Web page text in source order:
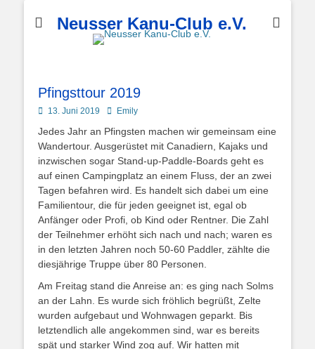
Neusser Kanu-Club e.V.
Pfingsttour 2019
Posted
13. Juni 2019 AutorEmily
Jedes Jahr an Pfingsten machen wir gemeinsam eine
Wandertour. Ausgerüstet mit Canadiern, Kajaks und
inzwischen sogar Stand-up-Paddle-Boards geht es
auf einen Campingplatz an einem Fluss, der an zwei
Tagen befahren wird. Es handelt sich dabei um eine
Familientour, die für jeden geeignet ist, egal ob
Anfänger oder Profi, ob Kind oder Rentner. Die Zahl
der Teilnehmer erhöht sich nach und nach; waren es
in den letzten Jahren noch 50-60 Paddler, zählte die
diesjährige Truppe über 80 Personen.
Am Freitag stand die Anreise an: es ging nach Solms
an der Lahn. Es wurde sich fröhlich begrüßt, Zelte
wurden aufgebaut und Wohnwagen geparkt. Bis
letztendlich alle angekommen sind, war es bereits
spät und starker Wind zog auf. Wir hatten mit